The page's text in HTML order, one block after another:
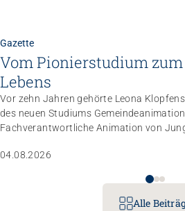
Gazette
Vom Pionierstudium
Lebens
Vor zehn Jahren gehörte Leona
des neuen Studiums
Fachverantwortliche Animation von
gemanagt hat, wartet nun ihr
04.08.2026
Alle